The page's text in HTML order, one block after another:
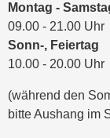
Montag -
09.00 - 21.00 Uhr
Sonn-, Feiertag
10.00 - 20.00 Uhr
(während den
bitte Aushang im